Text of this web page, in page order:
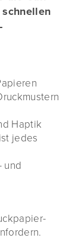
Haptik
jedes
und